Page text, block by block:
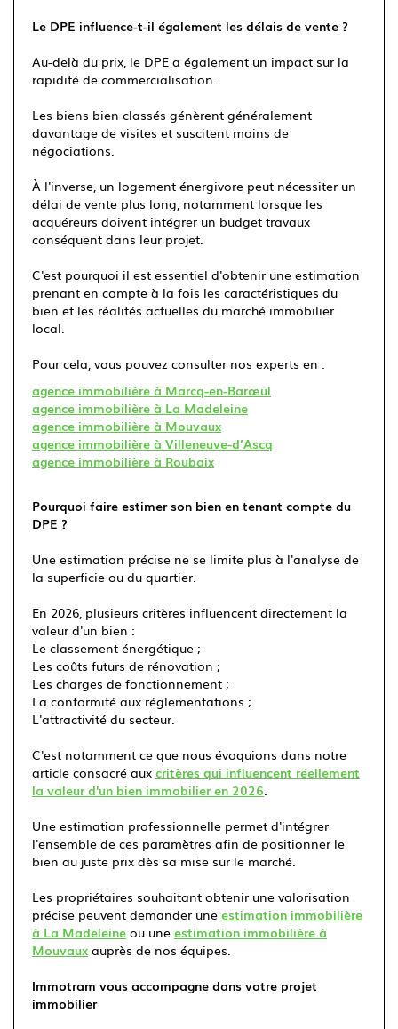
Le DPE influence-t-il également les délais de vente ?
Au-delà du prix, le DPE a également un impact sur la
rapidité de commercialisation.
Les biens bien classés génèrent généralement
davantage de visites et suscitent moins de
négociations.
À l'inverse, un logement énergivore peut nécessiter un
délai de vente plus long, notamment lorsque les
acquéreurs doivent intégrer un budget travaux
conséquent dans leur projet.
C'est pourquoi il est essentiel d'obtenir une estimation
prenant en compte à la fois les caractéristiques du
bien et les réalités actuelles du marché immobilier
local.
Pour cela, vous pouvez consulter nos experts en :
agence immobilière à Marcq-en-Barœul
agence immobilière à La Madeleine
agence immobilière à Mouvaux
agence immobilière à Villeneuve-d’Ascq
agence immobilière à Roubaix
Pourquoi faire estimer son bien en tenant compte du
DPE ?
Une estimation précise ne se limite plus à l'analyse de
la superficie ou du quartier.
En 2026, plusieurs critères influencent directement la
valeur d'un bien :
Le classement énergétique ;
Les coûts futurs de rénovation ;
Les charges de fonctionnement ;
La conformité aux réglementations ;
L'attractivité du secteur.
C'est notamment ce que nous évoquions dans notre
article consacré aux critères qui influencent réellement
la valeur d'un bien immobilier en 2026.
Une estimation professionnelle permet d'intégrer
l'ensemble de ces paramètres afin de positionner le
bien au juste prix dès sa mise sur le marché.
Les propriétaires souhaitant obtenir une valorisation
précise peuvent demander une estimation immobilière
à La Madeleine ou une estimation immobilière à
Mouvaux auprès de nos équipes.
Immotram vous accompagne dans votre projet
immobilier